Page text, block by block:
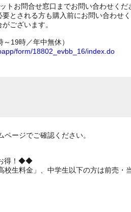
お問合せ窓口までお問い合わせくだ
とされる方も購入前にお問い合わせく
ございます。
19時／年中無休）
form/18802_evbb_16/index.do
ージでご確認ください。
得！◆◆
生料金」、中学生以下の方は前売・